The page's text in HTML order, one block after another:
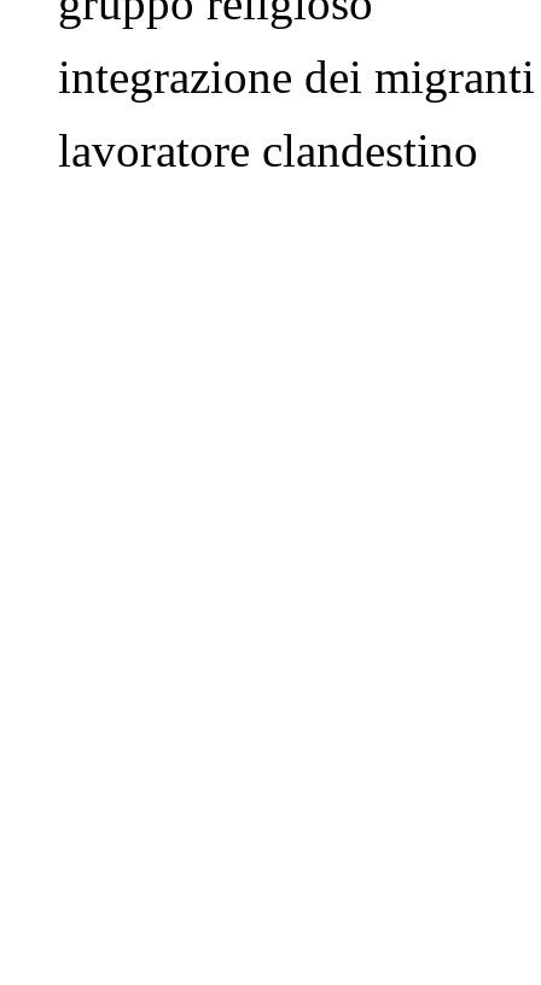
integrazione dei migranti
lavoratore clandestino